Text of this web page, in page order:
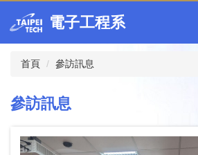
到
區
電子工程系
首頁 參訪訊息
參訪訊息